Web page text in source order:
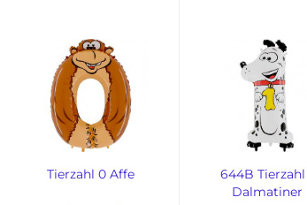
Tierzahl 0 Affe
644B Tierzahl
Dalmatiner